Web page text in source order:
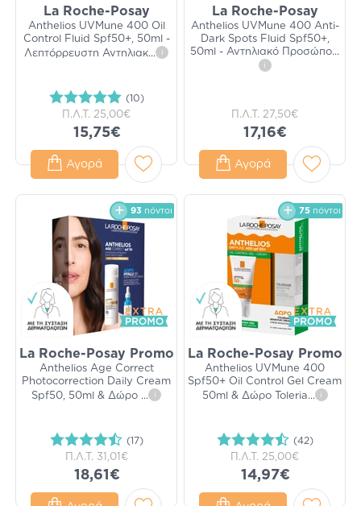
La Roche-Posay
Anthelios UVMune 400 Oil
Control Fluid Spf50+, 50ml -
Λεπτόρρευστη Αντηλιακ... i
(10)
Π.Λ.Τ. 25,00€
15,75€
Αγορά
La Roche-Posay
Anthelios UVMune 400 Anti-
Dark Spots Fluid Spf50+,
50ml - Αντηλιακό Προσώπο...
i
Π.Λ.Τ. 27,50€
17,16€
Αγορά
93 πόντοι
La Roche-Posay Promo
Anthelios Age Correct
Photocorrection Daily Cream
Spf50, 50ml & Δώρο ... i
(17)
Π.Λ.Τ. 31,01€
18,61€
75 πόντοι
La Roche-Posay Promo
Anthelios UVMune 400
Spf50+ Oil Control Gel Cream
50ml & Δώρο Toleria... i
(42)
Π.Λ.Τ. 25,00€
14,97€